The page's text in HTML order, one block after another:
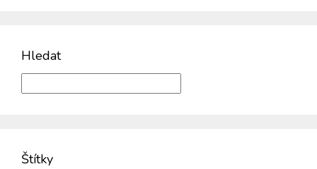
Hledat
Štítky